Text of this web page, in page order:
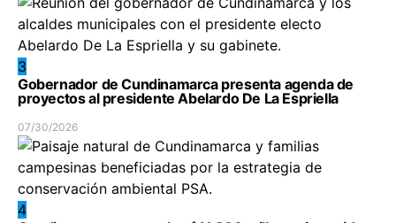
3
Gobernador de Cundinamarca presenta agenda de
proyectos al presidente Abelardo De La Espriella
07/30/2026
4